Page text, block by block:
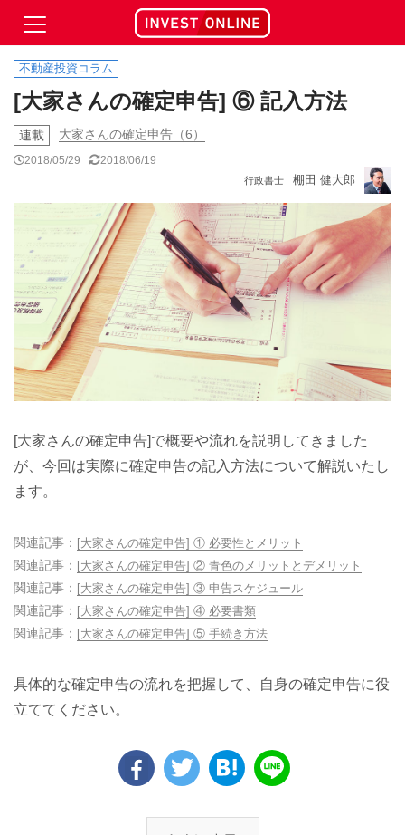
不動産投資コラム
[大家さんの確定申告] ⑥ 記入方法
連載 大家さんの確定申告（6）
2018/05/29 2018/06/19
行政書士 棚田 健大郎
[大家さんの確定申告]で概要や流れを説明してきました
が、今回は実際に確定申告の記入方法について解説いたし
ます。
関連記事： [大家さんの確定申告] ① 必要性とメリット
関連記事： [大家さんの確定申告] ② 青色のメリットとデメリット
関連記事： [大家さんの確定申告] ③ 申告スケジュール
関連記事： [大家さんの確定申告] ④ 必要書類
関連記事： [大家さんの確定申告] ⑤ 手続き方法
具体的な確定申告の流れを把握して、自身の確定申告に役
立ててください。